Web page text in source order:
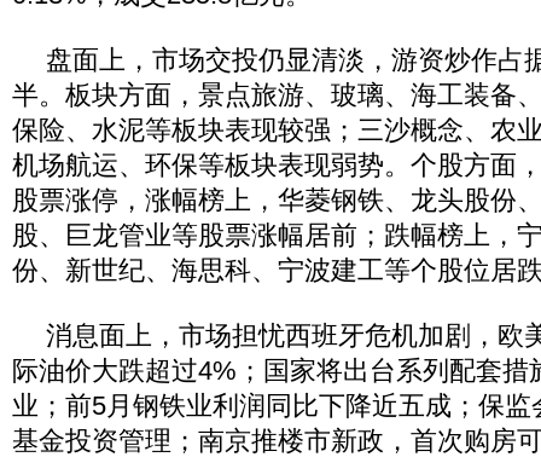
盘面上，市场交投仍显清淡，游资炒作占
半。板块方面，景点旅游、玻璃、海工装备
保险、水泥等板块表现较强；三沙概念、农
机场航运、环保等板块表现弱势。个股方面
股票涨停，涨幅榜上，华菱钢铁、龙头股份
股、巨龙管业等股票涨幅居前；跌幅榜上，
份、新世纪、海思科、宁波建工等个股位居
消息面上，市场担忧西班牙危机加剧，欧
际油价大跌超过4%；国家将出台系列配套措
业；前5月钢铁业利润同比下降近五成；保
基金投资管理；南京推楼市新政，首次购房